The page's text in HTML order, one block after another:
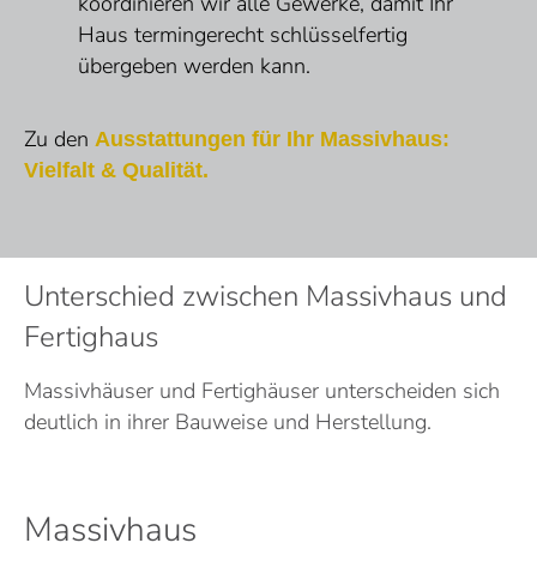
Haus termingerecht schlüsselfertig
übergeben werden kann.
Zu den Ausstattungen für Ihr Massivhaus:
Vielfalt & Qualität.
Unterschied zwischen Massivhaus und
Fertighaus
Massivhäuser und Fertighäuser unterscheiden sich
deutlich in ihrer Bauweise und Herstellung.
Massivhaus